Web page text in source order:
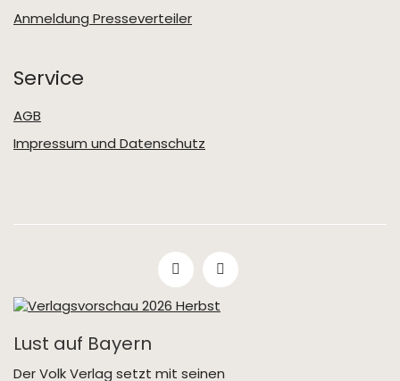
Anmeldung Presseverteiler
Service
AGB
Impressum und Datenschutz
Lust auf Bayern
Der Volk Verlag setzt mit seinen